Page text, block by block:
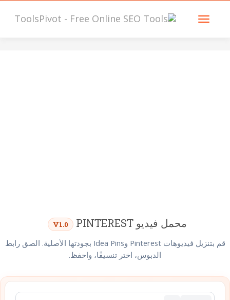
محمل فيديو PINTEREST V1.0
قم بتنزيل فيديوهات Pinterest وIdea Pins بجودتها الأصلية. الصق رابط
الدبوس، اختر تنسيقًا، واحفظ.